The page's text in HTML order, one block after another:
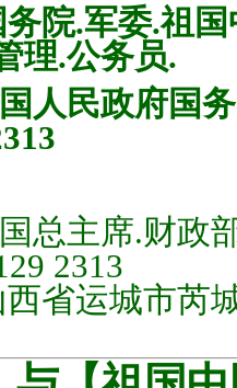
院.军委.祖
理.公务员.
人民政府国
总主席.财政
2313
省运城市芮